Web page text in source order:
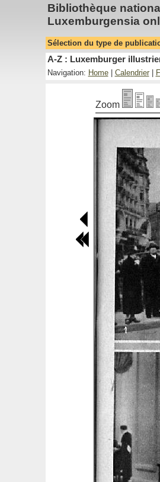
Bibliothèque
Luxemburgensia
Sélection du type de
A-Z : Luxemburger
Navigation: Home| Calendrier|
Zoom